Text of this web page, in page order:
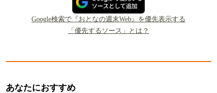
Google検索で『おとなの週末Web』を優先表示する
「優先するソース」とは？
あなたにおすすめ